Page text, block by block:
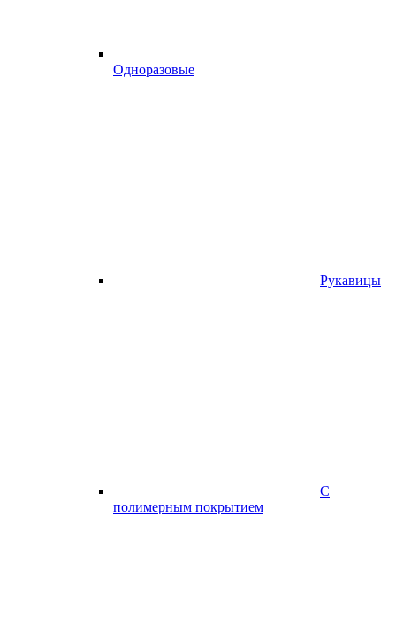
Одноразовые
Рукавицы
С
полимерным покрытием